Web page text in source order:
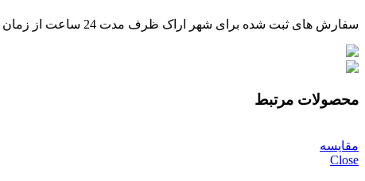
سفارش های ثبت شده برای شهر اراک ظرف مدت 24 ساعت از زمان تایید پرداخت، توسط پیک ارسال خواهند شد.
محصولات مرتبط
مقایسه
Close